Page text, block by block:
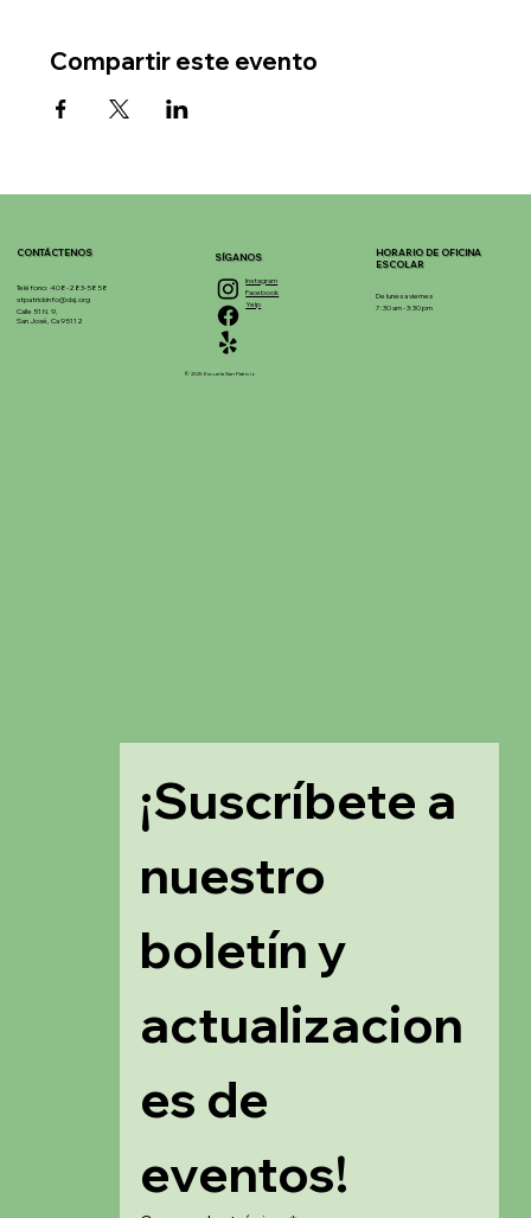
Compartir este evento
CONTÁCTENOS
Teléfono: 408-283-5858
stpatrickinfo@dsj.org
Calle 51 N. 9,
San José, Ca 95112
¡Suscríbete a
nuestro
boletín y
actualizacion
es de
eventos!
Instagram
Facebook
Yelp
SÍGANOS
© 2025 Escuela San Patricio
HORARIO DE OFICINA
ESCOLAR
De lunes a viernes
7:30 am - 3:30 pm